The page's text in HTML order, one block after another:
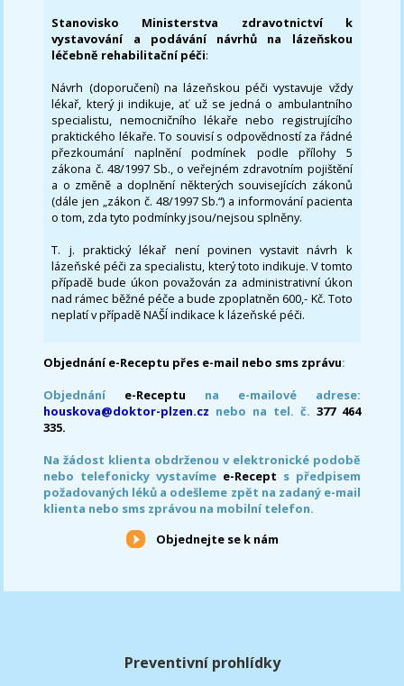
Stanovisko Ministerstva zdravotnictví k
vystavování a podávání návrhů na lázeňskou
léčebně rehabilitační péči:
Návrh (doporučení) na lázeňskou péči vystavuje vždy
lékař, který ji indikuje, ať už se jedná o ambulantního
specialistu, nemocničního lékaře nebo registrujícího
praktického lékaře. To souvisí s odpovědností za řádné
přezkoumání naplnění podmínek podle přílohy 5
zákona č. 48/1997 Sb., o veřejném zdravotním pojištění
a o změně a doplnění některých souvisejících zákonů
(dále jen „zákon č. 48/1997 Sb.“) a informování pacienta
o tom, zda tyto podmínky jsou/nejsou splněny.
T. j. praktický lékař není povinen vystavit návrh k
lázeňské péči za specialistu, který toto indikuje. V tomto
případě bude úkon považován za administrativní úkon
nad rámec běžné péče a bude zpoplatněn 600,- Kč. Toto
neplatí v případě NAŠÍ indikace k lázeňské péči.
Objednání e-Receptu přes e-mail nebo sms zprávu:
Objednání e-Receptu na e-mailové adrese:
houskova@doktor-plzen.cz nebo na tel. č. 377 464
335.
Na žádost klienta obdrženou v elektronické podobě
nebo telefonicky vystavíme e-Recept s předpisem
požadovaných léků a odešleme zpět na zadaný e-mail
klienta nebo sms zprávou na mobilní telefon.
Objednejte se k nám
Preventivní prohlídky